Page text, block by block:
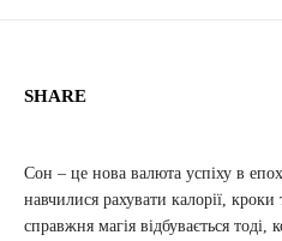
SHARE
Сон – це нова валюта успіху в
навчилися рахувати калорії, кроки
справжня магія відбувається